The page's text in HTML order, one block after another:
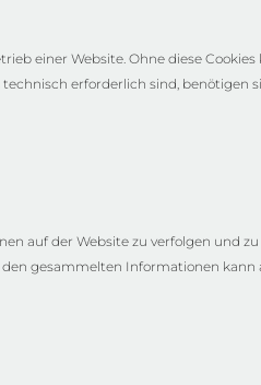
einer Website. Ohne diese
erforderlich sind,
auf der Website zu verfolgen und
gesammelten Informationen